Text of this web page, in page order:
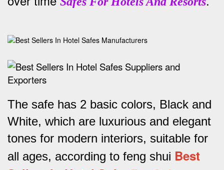
The safe has 2 basic colors, Black and
White, which are luxurious and elegant
tones for modern interiors, suitable for
all ages, according to feng shui Best